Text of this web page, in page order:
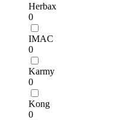
Herbax
0
IMAC
0
Karmy
0
Kong
0